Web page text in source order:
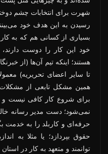
شهرت برای انتخابات چشم
رسیدن به این هدف خود
بسیاری از کسانی هم که به
خود این کار را دوست
هستند؛ اینکه تیم آن‌ها (از
تا سایر اعضای تحریریه)
همین مشکل تابعی از مشکلات
برای شروع کار کافی نیست
نمی‌شود؛ دست مدیر رسانه
حرفه‌ای و کاربلد را به خدمت
حقوق بپردازد؛ یا مثلا به
توانمند و متعهد به کار در